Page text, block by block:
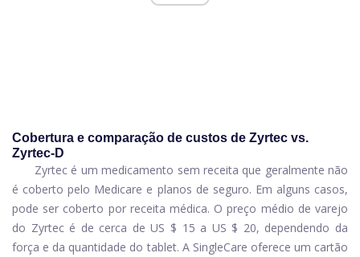
Cobertura e comparação de custos de Zyrtec vs.
Zyrtec-D
Zyrtec é um medicamento sem receita que geralmente não
é coberto pelo Medicare e planos de seguro. Em alguns casos,
pode ser coberto por receita médica. O preço médio de varejo
do Zyrtec é de cerca de US $ 15 a US $ 20, dependendo da
força e da quantidade do tablet. A SingleCare oferece um cartão